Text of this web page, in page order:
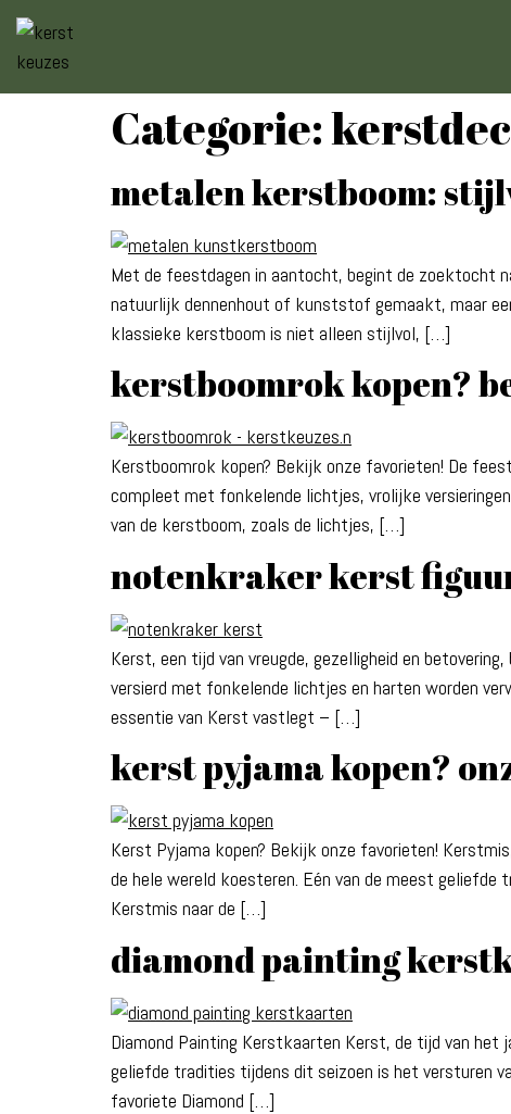
Categorie:
metalen kerstboom:
Met de feestdagen in aantocht, begint de zoektocht
natuurlijk dennenhout of kunststof gemaakt, maar
klassieke kerstboom is niet alleen stijlvol, […]
kerstboomrok kopen?
Kerstboomrok kopen? Bekijk onze favorieten! De
compleet met fonkelende lichtjes, vrolijke
van de kerstboom, zoals de lichtjes, […]
notenkraker kerst
Kerst, een tijd van vreugde, gezelligheid en
versierd met fonkelende lichtjes en harten worden
essentie van Kerst vastlegt – […]
kerst pyjama kopen?
Kerst Pyjama kopen? Bekijk onze favorieten!
de hele wereld koesteren. Eén van de meest
Kerstmis naar de […]
diamond painting
Diamond Painting Kerstkaarten Kerst, de tijd van het
geliefde tradities tijdens dit seizoen is het versturen
favoriete Diamond […]